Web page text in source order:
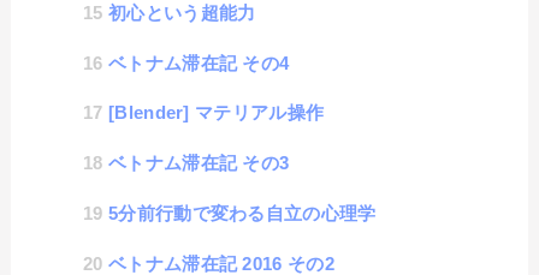
初心という超能力
ベトナム滞在記 その4
[Blender] マテリアル操作
ベトナム滞在記 その3
5分前行動で変わる自立の心理学
ベトナム滞在記 2016 その2